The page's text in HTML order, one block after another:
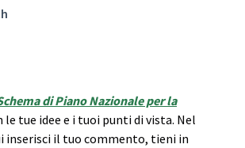
di Piano Nazionale per la
in new tab)
le tue idee e i tuoi punti di vista. Nel
inserisci il tuo commento, tieni in